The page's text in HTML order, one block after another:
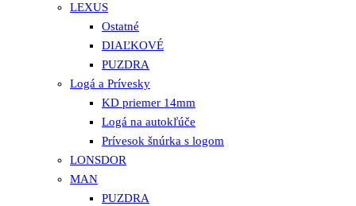
LEXUS
Ostatné
DIAĽKOVÉ
PUZDRA
Logá a Prívesky
KD priemer 14mm
Logá na autokľúče
Prívesok šnúrka s logom
LONSDOR
MAN
PUZDRA